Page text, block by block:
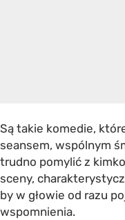
Są takie komedie,
seansem, wspólnym
trudno pomylić z
sceny,
by w głowie od razu
wspomnienia.